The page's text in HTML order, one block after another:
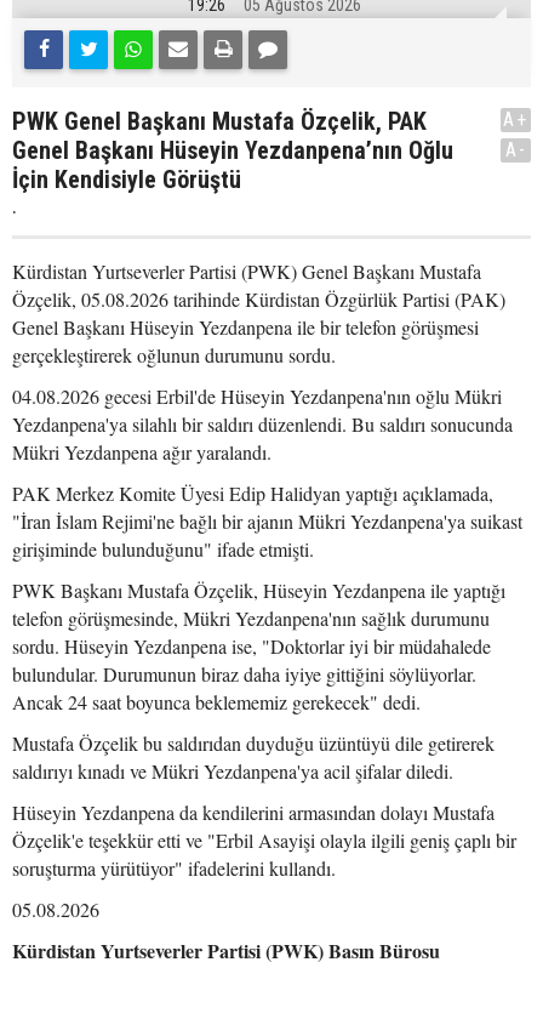
19:26 05 Ağustos 2026
PWK Genel Başkanı Mustafa Özçelik, PAK
Genel Başkanı Hüseyin Yezdanpena’nın Oğlu
İçin Kendisiyle Görüştü
.
A+
A-
Kürdistan Yurtseverler Partisi (PWK) Genel Başkanı Mustafa
Özçelik, 05.08.2026 tarihinde Kürdistan Özgürlük Partisi (PAK)
Genel Başkanı Hüseyin Yezdanpena ile bir telefon görüşmesi
gerçekleştirerek oğlunun durumunu sordu.
04.08.2026 gecesi Erbil'de Hüseyin Yezdanpena'nın oğlu Mükri
Yezdanpena'ya silahlı bir saldırı düzenlendi. Bu saldırı sonucunda
Mükri Yezdanpena ağır yaralandı.
PAK Merkez Komite Üyesi Edip Halidyan yaptığı açıklamada,
"İran İslam Rejimi'ne bağlı bir ajanın Mükri Yezdanpena'ya suikast
girişiminde bulunduğunu" ifade etmişti.
PWK Başkanı Mustafa Özçelik, Hüseyin Yezdanpena ile yaptığı
telefon görüşmesinde, Mükri Yezdanpena'nın sağlık durumunu
sordu. Hüseyin Yezdanpena ise, "Doktorlar iyi bir müdahalede
bulundular. Durumunun biraz daha iyiye gittiğini söylüyorlar.
Ancak 24 saat boyunca beklememiz gerekecek" dedi.
Mustafa Özçelik bu saldırıdan duyduğu üzüntüyü dile getirerek
saldırıyı kınadı ve Mükri Yezdanpena'ya acil şifalar diledi.
Hüseyin Yezdanpena da kendilerini armasından dolayı Mustafa
Özçelik'e teşekkür etti ve "Erbil Asayişi olayla ilgili geniş çaplı bir
soruşturma yürütüyor" ifadelerini kullandı.
05.08.2026
Kürdistan Yurtseverler Partisi (PWK) Basın Bürosu